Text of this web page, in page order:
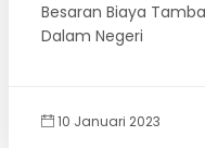
Besaran Biaya
Dalam Negeri
10 Januari 2023